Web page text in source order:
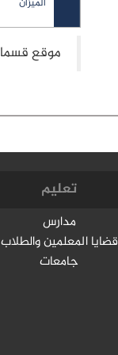
تعليم
مدارس
قضايا المعلمين والطلاب
جامعات